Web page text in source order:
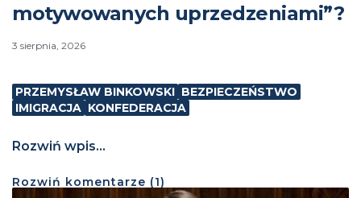
motywowanych uprzedzeniami”?
3 sierpnia, 2026
PRZEMYSŁAW BINKOWSKI BEZPIECZEŃSTWO
IMIGRACJA KONFEDERACJA
Rozwiń wpis...
Rozwiń komentarze (1)